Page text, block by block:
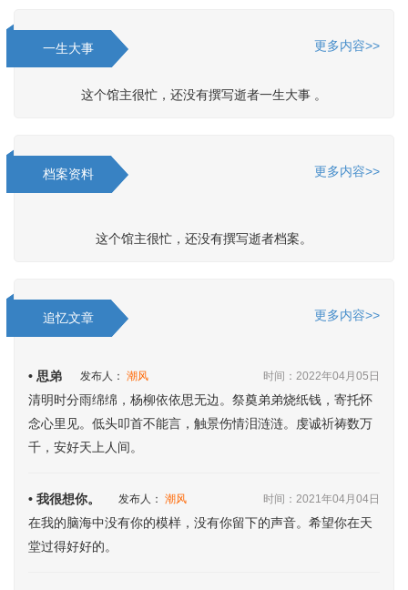
一生大事 更多内容>>
这个馆主很忙，还没有撰写逝者一生大事 。
档案资料 更多内容>>
这个馆主很忙，还没有撰写逝者档案。
追忆文章 更多内容>>
• 思弟 发布人： 潮风 时间：2022年04月05日
清明时分雨绵绵，杨柳依依思无边。祭奠弟弟烧纸钱，寄托怀
念心里见。低头叩首不能言，触景伤情泪涟涟。虔诚祈祷数万
千，安好天上人间。
• 我很想你。 发布人： 潮风 时间：2021年04月04日
在我的脑海中没有你的模样，没有你留下的声音。希望你在天
堂过得好好的。